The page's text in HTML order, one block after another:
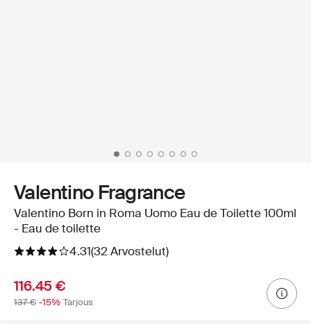
Valentino Fragrance
Valentino Born in Roma Uomo Eau de Toilette 100ml
- Eau de toilette
4.31(32 Arvostelut)
116.45 €
137 € -15% Tarjous